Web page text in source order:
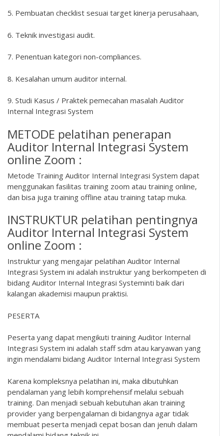
5. Pembuatan checklist sesuai target kinerja perusahaan,
6. Teknik investigasi audit.
7. Penentuan kategori non-compliances.
8. Kesalahan umum auditor internal.
9. Studi Kasus / Praktek pemecahan masalah Auditor
Internal Integrasi System
METODE pelatihan penerapan
Auditor Internal Integrasi System
online Zoom :
Metode Training Auditor Internal Integrasi System dapat
menggunakan fasilitas training zoom atau training online,
dan bisa juga training offline atau training tatap muka.
INSTRUKTUR pelatihan pentingnya
Auditor Internal Integrasi System
online Zoom :
Instruktur yang mengajar pelatihan Auditor Internal
Integrasi System ini adalah instruktur yang berkompeten di
bidang Auditor Internal Integrasi Systeminti baik dari
kalangan akademisi maupun praktisi.
PESERTA
Peserta yang dapat mengikuti training Auditor Internal
Integrasi System ini adalah staff sdm atau karyawan yang
ingin mendalami bidang Auditor Internal Integrasi System
Karena kompleksnya pelatihan ini, maka dibutuhkan
pendalaman yang lebih komprehensif melalui sebuah
training. Dan menjadi sebuah kebutuhan akan training
provider yang berpengalaman di bidangnya agar tidak
membuat peserta menjadi cepat bosan dan jenuh dalam